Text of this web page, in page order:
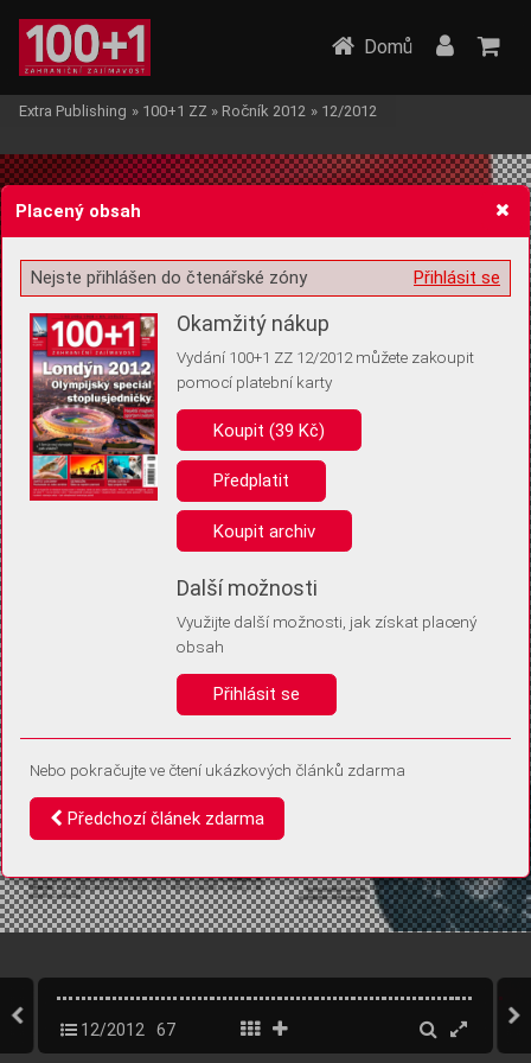
Žádost o souhlas s ukládáním volitelných informací
Pro základní fungování webu nepotřebujeme ukládat žádné informace
(tzv. cookies apod.). Rádi bychom vás ale požádali o souhlas s
uložením volitelných informací:
Anonymní unikátní ID
Díky němu příště poznáme, že se jedná o stejné zařízení, a
Identifikátor je zcela anonymní.
Vaše souhlasy a odmítnutí si ukládáme do vašeho zařízení, abychom se
vás už příště znovu neptali. Můžete je kdykoli později upravit ve Správě
Domů
Extra Publishing » 100+1 ZZ » Ročník 2012 » 12/2012
12/2012 67
Placený obsah
Přihlásit se
Nejste přihlášen do čtenářské zóny
Okamžitý nákup
Vydání 100+1 ZZ 12/2012 můžete zakoupit
pomocí platební karty
Koupit (39 Kč)
Předplatit
Koupit archiv
Další možnosti
Využijte další možnosti, jak získat placený
obsah
Přihlásit se
Nebo pokračujte ve čtení ukázkových článků zdarma
Předchozí článek zdarma